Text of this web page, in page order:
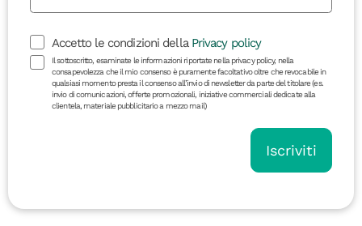
Accetto le condizioni della Privacy policy
Il sottoscritto, esaminate le informazioni riportate nella privacy policy, nella
consapevolezza che il mio consenso è puramente facoltativo oltre che revocabile in
qualsiasi momento presta il consenso all’invio di newsletter da parte del titolare (es.
invio di comunicazioni, offerte promozionali, iniziative commerciali dedicate alla
clientela, materiale pubblicitario a mezzo mail)
Iscriviti